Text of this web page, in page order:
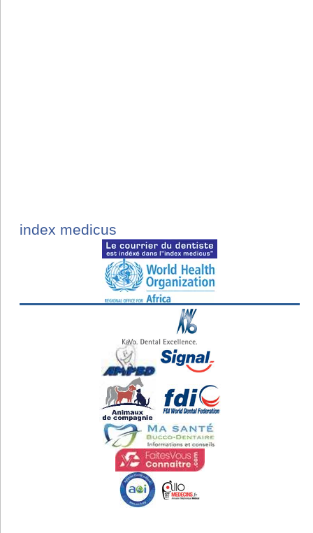
index medicus